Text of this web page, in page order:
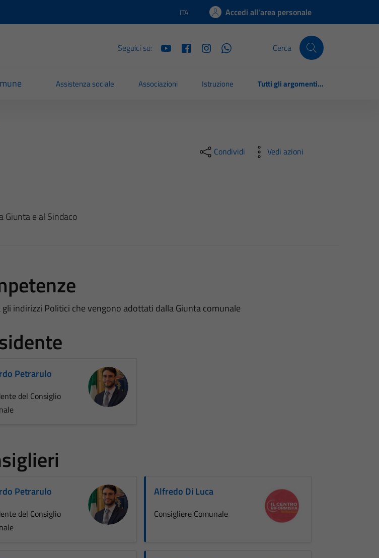
Lingua attiva:
ITA Accedi all'area personale
Seguici su: Cerca
Assistenza sociale Associazioni Istruzione Tutti gli argomenti...
Giunta e al Sindaco
Condividi Vedi azioni
gli indirizzi Politici che vengono adottati dalla Giunta comunale
Petrarulo
del Consiglio
Petrarulo
del Consiglio
Alfredo Di Luca
Consigliere Comunale